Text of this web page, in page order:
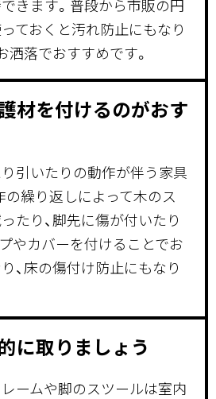
きます。普段から市販の円
ておくと汚れ防止にもなり
洒落でおすすめです。
材を付けるのがおす
引いたりの動作が伴う家具
の繰り返しによって木のス
たり、脚先に傷が付いたり
やカバーを付けることでお
、床の傷付け防止にもなり
に取りましょう
ームや脚のスツールは室内